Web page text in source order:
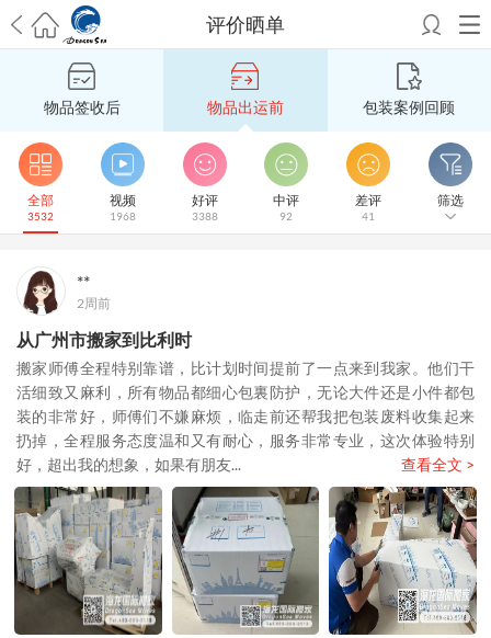
评价晒单
希望邮寄国际包裹顺利，从广州市国际快递邮寄到新西兰哪个公司好？
澳洲海运搬家回广州报关清关要怎么做？注意事项有哪些？青岛市国际
搬家服务到美国，搬家公司有哪些搬家方案？
大连市国际搬家服务到中
国台湾是一种怎样的体验？有人分享搬家经历吗？
从长沙市国际快递邮
寄到韩国有哪些国际快递方式？用哪种好？法国家具国际海运回国的方
法有哪些？具体怎么操作？
国际搬家：家具海运到奥克兰怎么样能省
钱？跨国搬家服务：扬州跨国搬家到加拿大怎么更有保障？
新冠疫情会
输到澳大利亚，移民如何跨国搬家？
家怎么搬省钱？
张家界市托运到美国从厦门市托运到美国
市搬家到英国从南京市搬家到加拿大 从大连市搬家到英国从佛山市搬家
到美国从北京市搬家到西班牙从广州市搬家到比利时
物品签收后 物品出运前 包装案例回顾
全部
3532
视频
1968
好评
3388
中评
92
差评
41
筛选
**
2周前
从广州市搬家到比利时
搬家师傅全程特别靠谱，比计划时间提前了一点来到我家。他们干
活细致又麻利，所有物品都细心包裏防护，无论大件还是小件都包
装的非常好，师傅们不嫌麻烦，临走前还帮我把包装废料收集起来
扔掉，全程服务态度温和又有耐心，服务非常专业，这次体验特别
好，超出我的想象，如果有朋友...
查看全文 >